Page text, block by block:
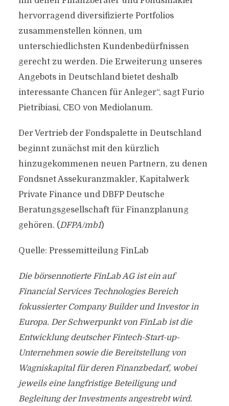
hervorragend diversifizierte Portfolios
zusammenstellen können, um
unterschiedlichsten Kundenbedürfnissen
gerecht zu werden. Die Erweiterung unseres
Angebots in Deutschland bietet deshalb
interessante Chancen für Anleger“, sagt Furio
Pietribiasi, CEO von Mediolanum.
Der Vertrieb der Fondspalette in Deutschland
beginnt zunächst mit den kürzlich
hinzugekommenen neuen Partnern, zu denen
Fondsnet Assekuranzmakler, Kapitalwerk
Private Finance und DBFP Deutsche
Beratungsgesellschaft für Finanzplanung
gehören. (DFPA/mb1)
Quelle: Pressemitteilung FinLab
Die börsennotierte FinLab AG ist ein auf
Financial Services Technologies Bereich
fokussierter Company Builder und Investor in
Europa. Der Schwerpunkt von FinLab ist die
Entwicklung deutscher Fintech-Start-up-
Unternehmen sowie die Bereitstellung von
Wagniskapital für deren Finanzbedarf, wobei
jeweils eine langfristige Beteiligung und
Begleitung der Investments angestrebt wird.